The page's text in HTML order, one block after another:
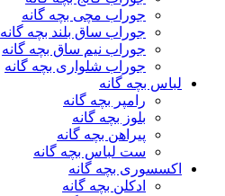
جوراب مچی بچه گانه
جوراب ساق بلند بچه گانه
جوراب نیم ساق بچه گانه
جوراب شلواری بچه گانه
لباس بچه گانه
رامپر بچه گانه
بلوز بچه گانه
پیراهن بچه گانه
ست لباس بچه گانه
اکسسوری بچه گانه
ادکلن بچه گانه